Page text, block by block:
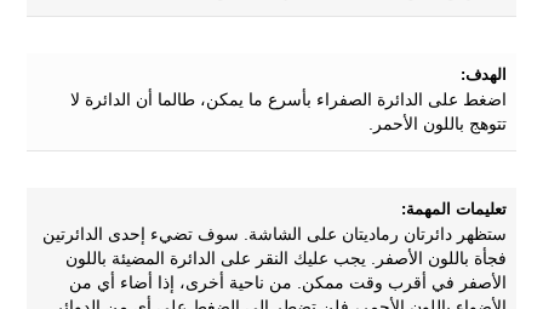
الهدف:
اضغط على الدائرة الصفراء بأسرع ما يمكن، طالما أن الدائرة لا
تتوهج باللون الأحمر.
تعليمات المهمة:
ستظهر دائرتان رماديتان على الشاشة. سوف تضيء إحدى الدائرتين
فجأة باللون الأصفر. يجب عليك النقر على الدائرة المضيئة باللون
الأصفر في أقرب وقت ممكن. من ناحية أخرى، إذا أضاء أي من